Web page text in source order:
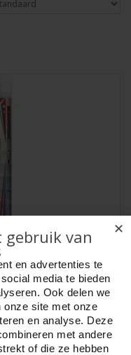
90 % blister
Tungsten 90%.
✕
gebruik van
en advertenties te
media te bieden
Ook delen we
onze site met onze
en analyse. Deze
met andere
of die ze hebben